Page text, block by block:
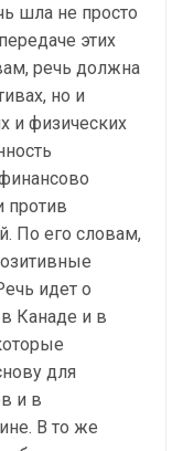
шла не просто
этих
речь должна
но и
и физических
против
По его словам,
идет о
Канаде и в
для
и в
В то же